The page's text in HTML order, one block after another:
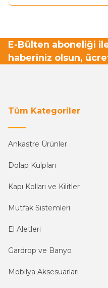
E-Bülten aboneliği
haberiniz olsun,
Tüm Kategoriler
Ankastre Ürünler
Dolap Kulpları
Kapı Kolları ve Kilitler
Mutfak Sistemleri
El Aletleri
Gardrop ve Banyo
Mobilya Aksesuarları